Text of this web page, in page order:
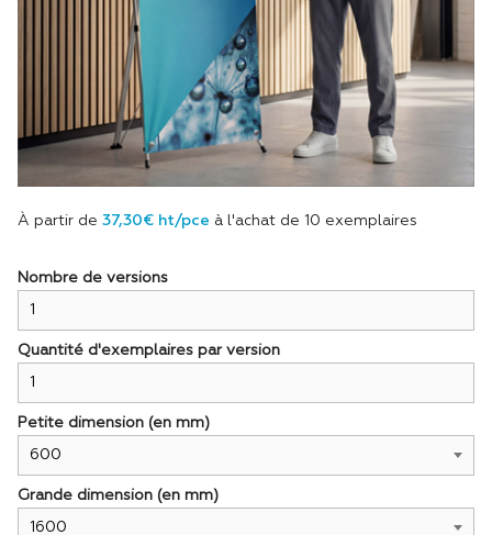
À partir de 37,30€ ht/pce à l'achat de 10 exemplaires
Nombre de versions
Quantité d'exemplaires par version
Petite dimension (en mm)
Grande dimension (en mm)